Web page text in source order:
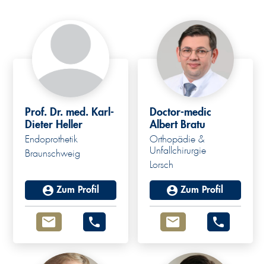
Prof. Dr. med. Karl-
Dieter Heller
Endoprothetik
Braunschweig
Zum Profil
Doctor-medic
Albert Bratu
Orthopädie &
Unfallchirurgie
Lorsch
Zum Profil